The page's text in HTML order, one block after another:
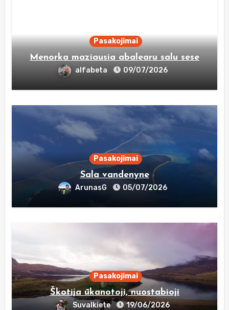
Pasakojimai
Menorka maziausia abalearu salu sese
alfabeta 09/07/2026
Pasakojimai
Sala vandenyne
ArunasG 05/07/2026
Pasakojimai
Škotija ūkanotoji, nuostabioji
Suvalkiete 19/06/2026